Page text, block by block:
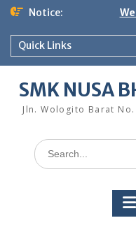
Skip
content
Notice:
Quick Links
SMK NUSA
Jln. Wologito Barat
Search
for: